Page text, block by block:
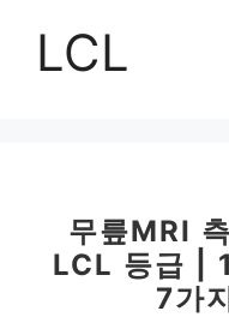
LCL
무릎MRI
LCL 등급 |
7가